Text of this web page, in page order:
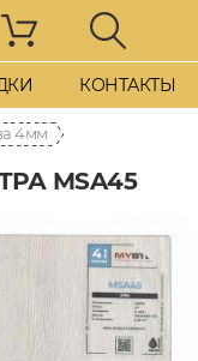
КОНТАКТЫ
4мм
MSA45